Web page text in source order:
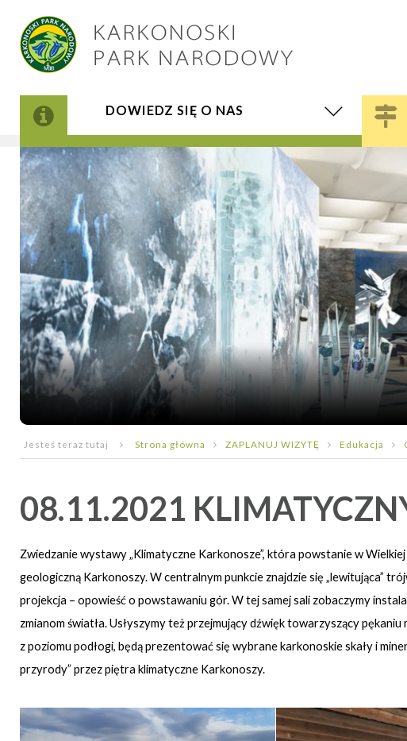
DOWIEDZ SIĘ O NAS
Jesteś teraz tutaj Strona główna ZAPLANUJ WIZYTĘ Edukacja
08.11.2021
Zwiedzanie wystawy „Klimatyczne Karkonosze”, która powstanie w
geologiczną Karkonoszy. W centralnym punkcie znajdzie się „lewitująca”
projekcja – opowieść o powstawaniu gór. W tej samej sali zobaczymy
zmianom światła. Usłyszymy też przejmujący dźwięk towarzyszący
z poziomu podłogi, będą prezentować się wybrane karkonoskie skały i
przyrody” przez piętra klimatyczne Karkonoszy.